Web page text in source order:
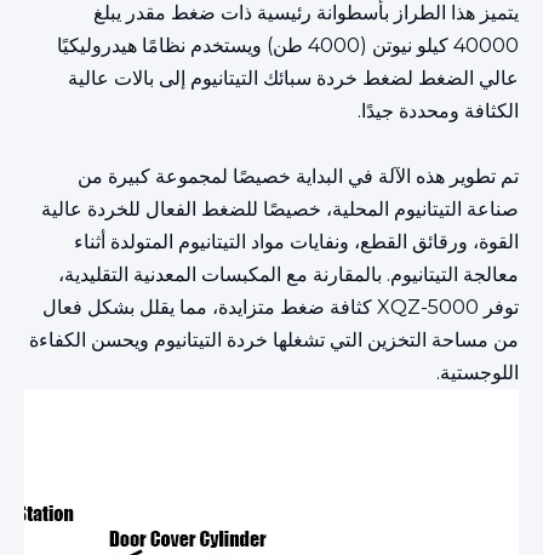
يتميز هذا الطراز بأسطوانة رئيسية ذات ضغط مقدر يبلغ
40000 كيلو نيوتن (4000 طن) ويستخدم نظامًا هيدروليكيًا
عالي الضغط لضغط خردة سبائك التيتانيوم إلى بالات عالية
الكثافة ومحددة جيدًا.
تم تطوير هذه الآلة في البداية خصيصًا لمجموعة كبيرة من
صناعة التيتانيوم المحلية، خصيصًا للضغط الفعال للخردة عالية
القوة، ورقائق القطع، ونفايات مواد التيتانيوم المتولدة أثناء
معالجة التيتانيوم. بالمقارنة مع المكبسات المعدنية التقليدية،
توفر XQZ-5000 كثافة ضغط متزايدة، مما يقلل بشكل فعال
من مساحة التخزين التي تشغلها خردة التيتانيوم ويحسن الكفاءة
اللوجستية.